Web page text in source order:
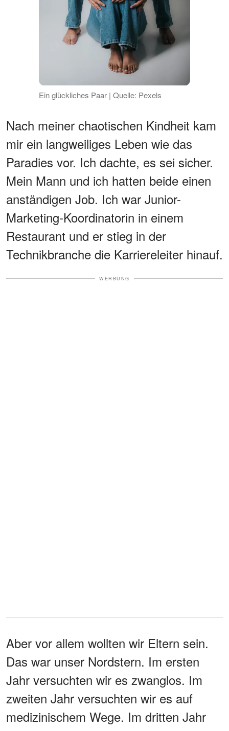
Ein glückliches Paar | Quelle: Pexels
Nach meiner chaotischen Kindheit kam
mir ein langweiliges Leben wie das
Paradies vor. Ich dachte, es sei sicher.
Mein Mann und ich hatten beide einen
anständigen Job. Ich war Junior-
Marketing-Koordinatorin in einem
Restaurant und er stieg in der
Technikbranche die Karriereleiter hinauf.
WERBUNG
Aber vor allem wollten wir Eltern sein.
Das war unser Nordstern. Im ersten
Jahr versuchten wir es zwanglos. Im
zweiten Jahr versuchten wir es auf
medizinischem Wege. Im dritten Jahr